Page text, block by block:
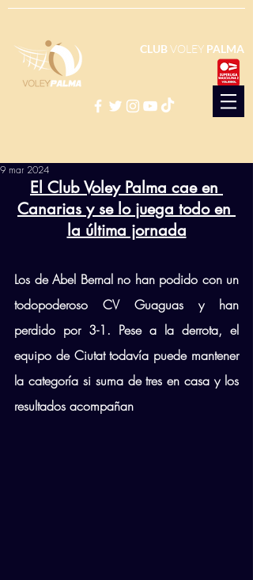
CLUBVOLEY PALMA
9 mar 2024
El Club Voley Palma cae en
Canarias y se lo juega todo en
la última jornada
Los de Abel Bernal no han podido con un
todopoderoso CV Guaguas y han
perdido por 3-1. Pese a la derrota, el
equipo de Ciutat todavía puede mantener
la categoría si suma de tres en casa y los
resultados acompañan